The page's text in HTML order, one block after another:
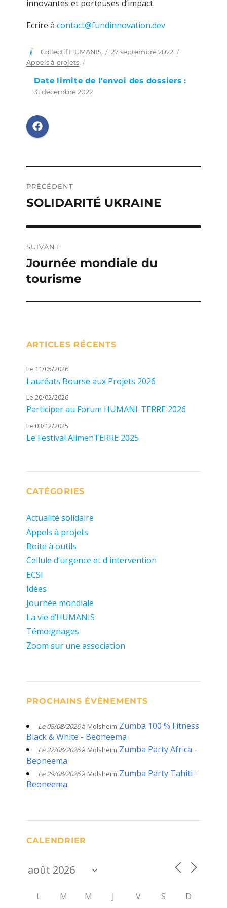
innovantes et porteuses d’impact.
Ecrire à contact@fundinnovation.dev
Auteur
Collectif HUMANIS
Publié
27 septembre 2022
Appels à projets
Date limite de l'envoi des dossiers :
31 décembre 2022
de
PRÉCÉDENT
Publication
SOLIDARITÉ UKRAINE
SUIVANT
Publication
suivante :
Journée mondiale du
tourisme
ARTICLES RÉCENTS
Le 11/05/2026
Lauréats Bourse aux Projets 2026
Le 20/02/2026
Participer au Forum HUMANI-TERRE 2026
Le 03/12/2025
Le Festival AlimenTERRE 2025
CATÉGORIES
Actualité solidaire
Appels à projets
Boite à outils
Cellule d’urgence et d'intervention
ECSI
Idées
Journée mondiale
La vie d’HUMANIS
Témoignages
Zoom sur une association
PROCHAINS ÉVÈNEMENTS
Le 08/08/2026à Molsheim Zumba 100 % Fitness
Black & White - Beoneema
Le 22/08/2026à Molsheim Zumba Party Africa -
Beoneema
Le 29/08/2026à Molsheim Zumba Party Tahiti -
Beoneema
CALENDRIER
L M M J V S D